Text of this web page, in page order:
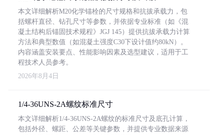
本文详细解析M20化学锚栓的尺寸规格和抗拔承载力，包
括螺杆直径、钻孔尺寸等参数，并依据专业标准（如《混
凝土结构后锚固技术规程》JGJ 145）提供抗拔承载力计算
方法和典型数值（如混凝土强度C30下设计值约80kN）。
内容涵盖安装要点、性能影响因素及选型建议，适用于工
程技术人员参考。
2026年8月4日
1/4-36UNS-2A螺纹标准尺寸
本文详细解析1/4-36UNS-2A螺纹的标准尺寸及底孔计算，
包括外径、螺距、公差等关键参数，并提供专业数据来源